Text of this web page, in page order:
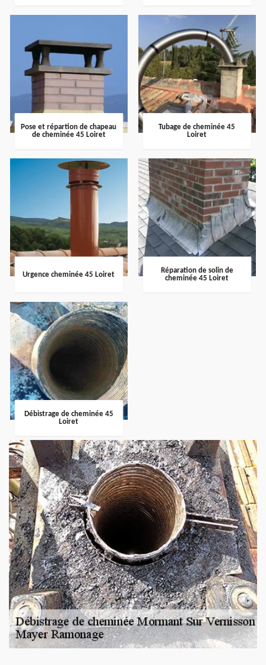
Pose et répartion de chapeau
de cheminée 45 Loiret
Tubage de cheminée 45
Loiret
Urgence cheminée 45 Loiret
Réparation de solin de
cheminée 45 Loiret
Débistrage de cheminée 45
Loiret